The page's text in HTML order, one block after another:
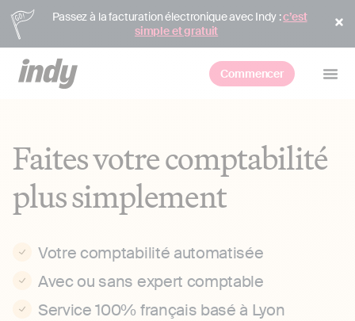
Passez à la facturation électronique avec Indy :c’est
simple et gratuit
Commencer
Faites votre comptabilité
plus simplement
Votre comptabilité automatisée
Avec ou sans expert comptable
Service 100% français basé à Lyon